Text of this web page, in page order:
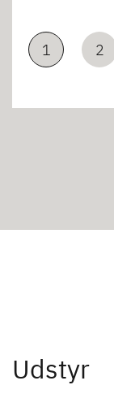
1 2
Udstyr